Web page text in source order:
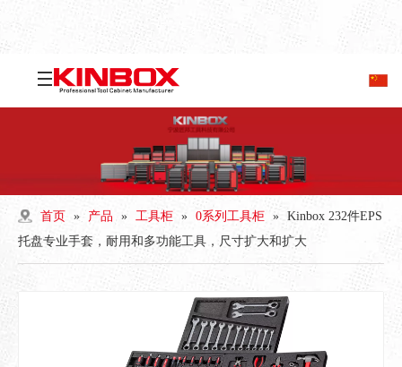
首页 » 产品 » 工具柜 » 0系列工具柜 » Kinbox 232件EPS
托盘专业手套，耐用和多功能工具，尺寸扩大和扩大